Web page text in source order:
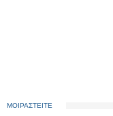
ΜΟΙΡΑΣΤΕΙΤΕ